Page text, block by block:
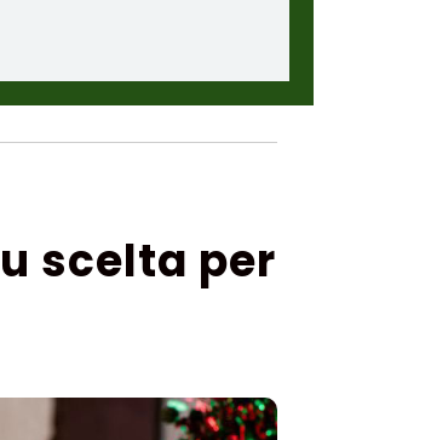
scelta per